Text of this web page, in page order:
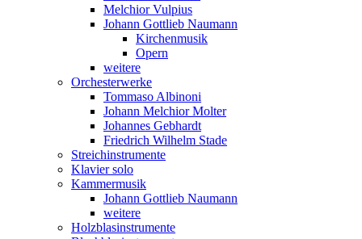
Melchior Vulpius
Johann Gottlieb Naumann
Kirchenmusik
Opern
weitere
Orchesterwerke
Tommaso Albinoni
Johann Melchior Molter
Johannes Gebhardt
Friedrich Wilhelm Stade
Streichinstrumente
Klavier solo
Kammermusik
Johann Gottlieb Naumann
weitere
Holzblasinstrumente